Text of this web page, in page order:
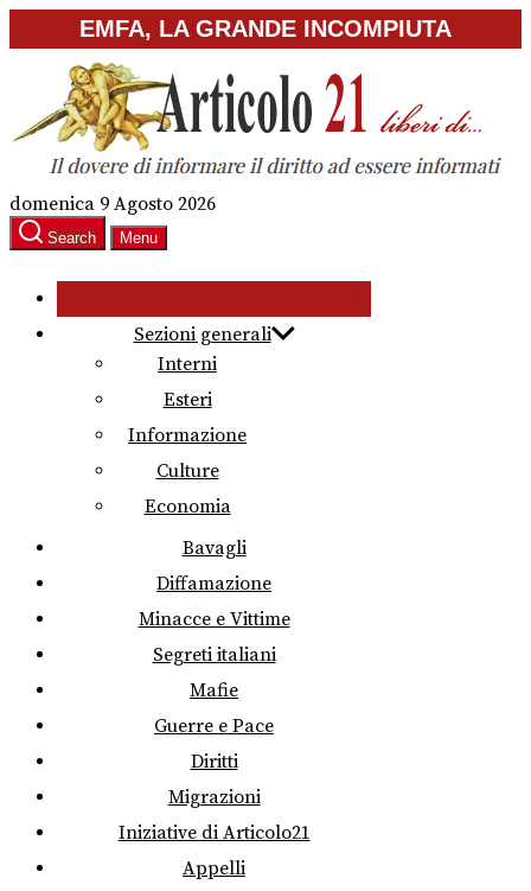
to
content
EMFA, LA GRANDE INCOMPIUTA
domenica 9 Agosto 2026
Search Menu
Sezioni generali
Interni
Esteri
Informazione
Culture
Economia
Bavagli
Diffamazione
Minacce e Vittime
Segreti italiani
Mafie
Guerre e Pace
Diritti
Migrazioni
Iniziative di Articolo21
Appelli